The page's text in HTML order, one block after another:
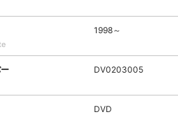
1998～
DV0203005
DVD